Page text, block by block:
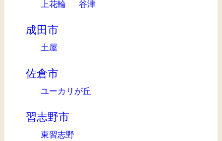
上花輪 谷津
成田市
土屋
佐倉市
ユーカリが丘
習志野市
東習志野